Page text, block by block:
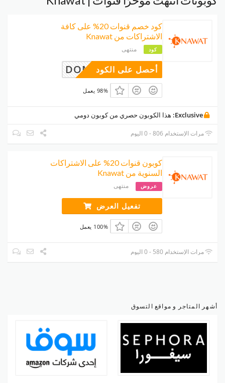
كود خصم قنوات 20% على كافة
الاشتراكات من Knawat
كود منتهى
DOMI100أحصل على الكود
98% يعمل
Exclusive: هذا الكوبون حصري من كوبون دومي
مرات الإستخدام 806 - 0 اليوم
كوبون قنوات 20% على الاشتراكات
السنوية من Knawat
عروض منتهى
تفعيل العرض
100% يعمل
مرات الإستخدام 580 - 0 اليوم
أشهر المتاجر و مواقع التسوق